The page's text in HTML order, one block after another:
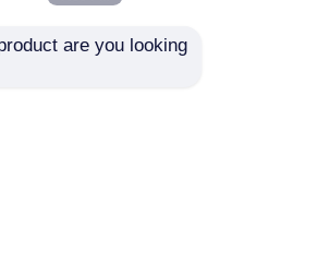
are you looking